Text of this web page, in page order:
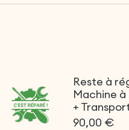
Reste à
Machine
+
90,00 €